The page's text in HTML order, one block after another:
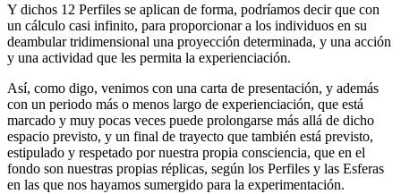
Y dichos 12 Perfiles se aplican de forma, podríamos decir que con
un cálculo casi infinito, para proporcionar a los individuos en su
deambular tridimensional una proyección determinada, y una acción
y una actividad que les permita la experienciación.
Así, como digo, venimos con una carta de presentación, y además
con un periodo más o menos largo de experienciación, que está
marcado y muy pocas veces puede prolongarse más allá de dicho
espacio previsto, y un final de trayecto que también está previsto,
estipulado y respetado por nuestra propia consciencia, que en el
fondo son nuestras propias réplicas, según los Perfiles y las Esferas
en las que nos hayamos sumergido para la experimentación.